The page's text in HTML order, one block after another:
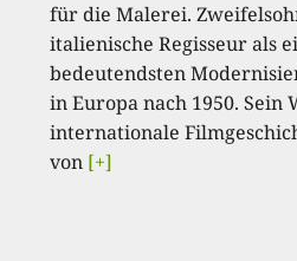
für die Malerei.
italienische Regisseur als
bedeutendsten
in Europa nach 1950. Sein
internationale
von [+]